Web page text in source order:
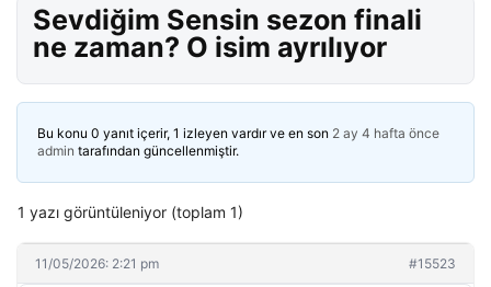
Sevdiğim Sensin sezon finali
ne zaman? O isim ayrılıyor
Bu konu 0 yanıt içerir, 1 izleyen vardır ve en son 2 ay 4 hafta önce
admin tarafından güncellenmiştir.
1 yazı görüntüleniyor (toplam 1)
11/05/2026: 2:21 pm #15523